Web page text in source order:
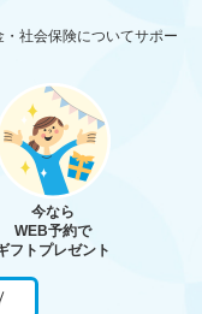
社会保険についてサポー
今なら
WEB予約で
フトプレゼント